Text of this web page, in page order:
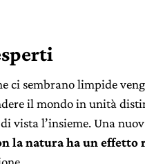
ci sembrano limpide
il mondo in unità
vista l’insieme. Una
la natura ha un effetto